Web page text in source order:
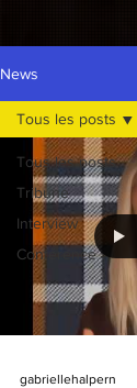
News
Tous les posts
Tribune
Interview
Conférence
Tous les posts
gabriellehalpern